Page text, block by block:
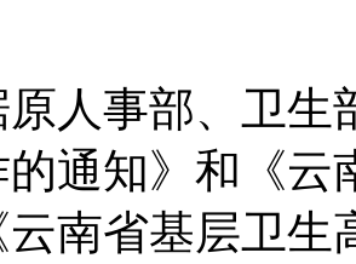
事部、卫生
通知》和《云
南省基层卫生